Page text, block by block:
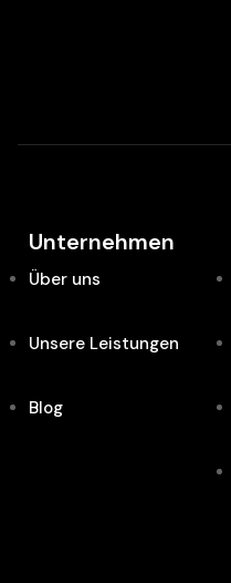
Unternehmen
Über uns
Unsere Leistungen
Blog